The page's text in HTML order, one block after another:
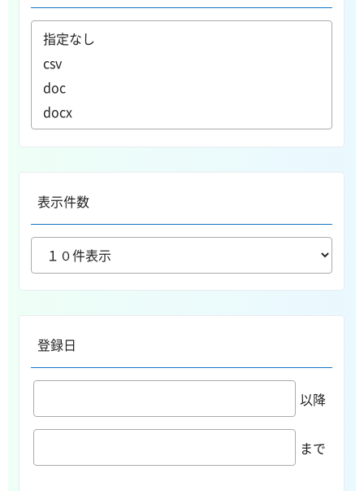
表示件数
登録日
以降
まで